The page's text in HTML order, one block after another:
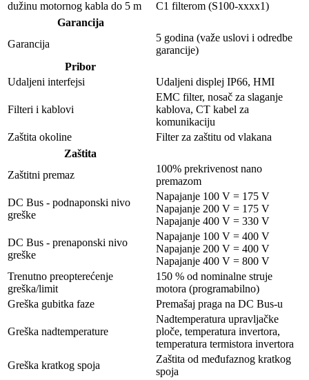
dužinu motornog kabla do 5 m
C1 filterom (S100-xxxx1)
Garancija
Garancija
5 godina (važe uslovi i odredbe
garancije)
Pribor
Udaljeni interfejsi
Udaljeni displej IP66, HMI
Filteri i kablovi
EMC filter, nosač za slaganje
kablova, CT kabel za
komunikaciju
Zaštita okoline
Filter za zaštitu od vlakana
Zaštita
Zaštitni premaz
100% prekrivenost nano
premazom
DC Bus - podnaponski nivo
greške
Napajanje 100 V = 175 V
Napajanje 200 V = 175 V
Napajanje 400 V = 330 V
DC Bus - prenaponski nivo
greške
Napajanje 100 V = 400 V
Napajanje 200 V = 400 V
Napajanje 400 V = 800 V
Trenutno preopterećenje
greška/limit
150 % od nominalne struje
motora (programabilno)
Greška gubitka faze
Premašaj praga na DC Bus-u
Greška nadtemperature
Nadtemperatura upravljačke
ploče, temperatura invertora,
temperatura termistora invertora
Greška kratkog spoja
Zaštita od međufaznog kratkog
spoja